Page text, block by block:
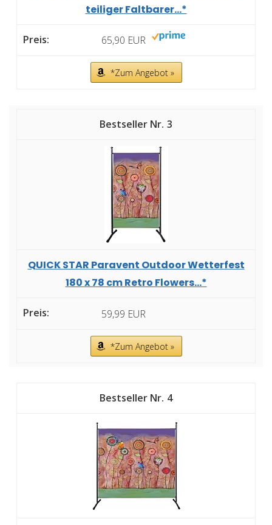
teiliger Faltbarer...*
65,90 EUR
*Zum Angebot »
3
QUICK STAR Paravent Outdoor Wetterfest
180 x 78 cm Retro Flowers...*
59,99 EUR
*Zum Angebot »
4